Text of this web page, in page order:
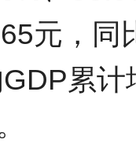
元，
累